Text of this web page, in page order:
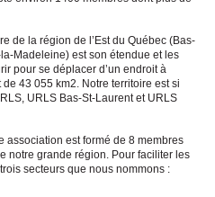
de la région de l’Est du Québec (Bas-
Madeleine) est son étendue et les
pour se déplacer d’un endroit à
43 055 km2. Notre territoire est si
URLS Bas-St-Laurent et URLS
association est formé de 8 membres
notre grande région. Pour faciliter les
secteurs que nous nommons :